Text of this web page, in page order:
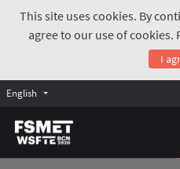
This site uses cookies. By
agree to our use of
I
English